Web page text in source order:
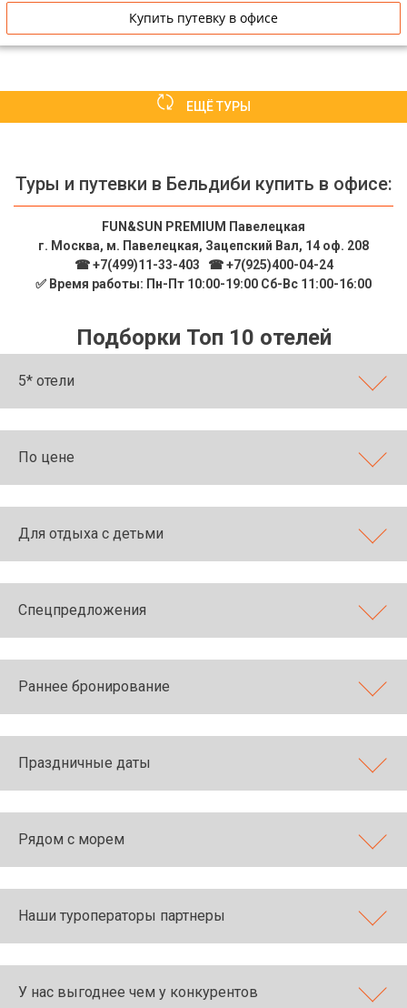
Купить путевку в офисе
ЕЩЁ ТУРЫ
Туры и путевки в Бельдиби купить в офисе:
FUN&SUN PREMIUM Павелецкая
г. Москва, м. Павелецкая, Зацепский Вал, 14 оф. 208
☎ +7(499)11-33-403
☎ +7(925)400-04-24
✅ Время работы: Пн-Пт 10:00-19:00 Сб-Вс 11:00-16:00
Подборки Топ 10 отелей
5* отели
По цене
Для отдыха с детьми
Спецпредложения
Раннее бронирование
Праздничные даты
Рядом с морем
Наши туроператоры партнеры
У нас выгоднее чем у конкурентов